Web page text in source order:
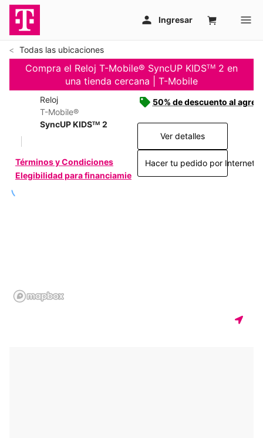
Todas las ubicaciones
Compra el Reloj T-Mobile® SyncUP KIDSᵀᴹ 2 en
una tienda cercana | T-Mobile
Reloj
T-Mobile®
SyncUP KIDSᵀᴹ 2
Términos y Condiciones
Elegibilidad para financiamiento
50% de descuento al
Ver detalles
Hacer tu pedido por Internet >